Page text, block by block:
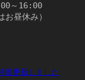
時はお昼
更新しました